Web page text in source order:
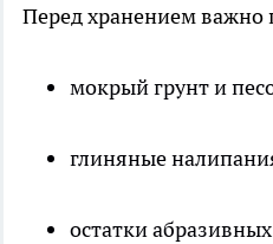
Перед хранением важно
мокрый грунт и
глиняные
остатки